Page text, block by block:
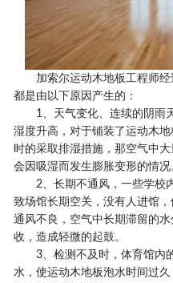
加索尔运动木地板工程师经
都是由以下原因产生的：
1、天气变化、连续的阴雨
湿度升高，对于铺装了运动木
时的采取排湿措施，那空气中
会因吸湿而发生膨胀变形的情况
2、长期不通风，一些学校内
致场馆长期空关，没有人进馆
通风不良，空气中长期滞留的
收，造成轻微的起鼓。
3、检测不及时，体育馆内
水，使运动木地板泡水时间过